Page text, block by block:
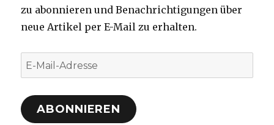
zu abonnieren und Benachrichtigungen über
neue Artikel per E-Mail zu erhalten.
E-
Mail-
Adresse
ABONNIEREN